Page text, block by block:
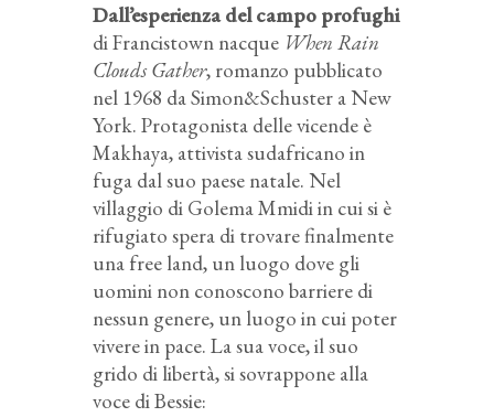
Dall’esperienza del campo profughi
di Francistown nacque When Rain
Clouds Gather, romanzo pubblicato
nel 1968 da Simon&Schuster a New
York. Protagonista delle vicende è
Makhaya, attivista sudafricano in
fuga dal suo paese natale. Nel
villaggio di Golema Mmidi in cui si è
rifugiato spera di trovare finalmente
una free land, un luogo dove gli
uomini non conoscono barriere di
nessun genere, un luogo in cui poter
vivere in pace. La sua voce, il suo
grido di libertà, si sovrappone alla
voce di Bessie: